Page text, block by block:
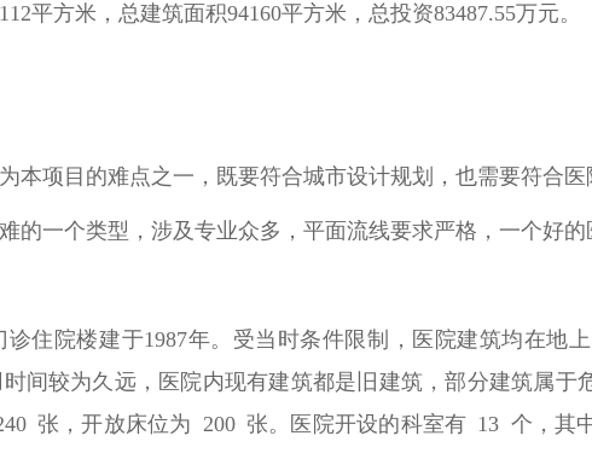
平方米，总建筑面积94160平方米，总投资83487.55万元。
本项目的难点之一，既要符合城市设计规划，也需要符合医
的一个类型，涉及专业众多，平面流线要求严格，一个好
住院楼建于1987年。受当时条件限制，医院建筑均在地
间较为久远，医院内现有建筑都是旧建筑，部分建筑属
张，开放床位为 200 张。医院开设的科室有 13 个，其